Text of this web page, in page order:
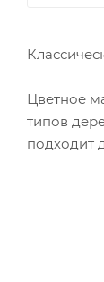
Цветное
типов
подходит